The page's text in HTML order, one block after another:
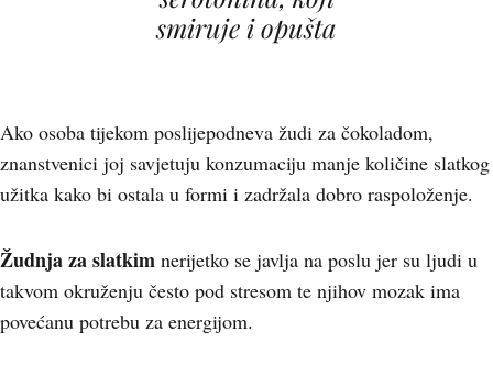
smiruje i opušta
Ako osoba tijekom poslijepodneva žudi za čokoladom,
znanstvenici joj savjetuju konzumaciju manje količine slatkog
užitka kako bi ostala u formi i zadržala dobro raspoloženje.
Žudnja za slatkim nerijetko se javlja na poslu jer su ljudi u
takvom okruženju često pod stresom te njihov mozak ima
povećanu potrebu za energijom.